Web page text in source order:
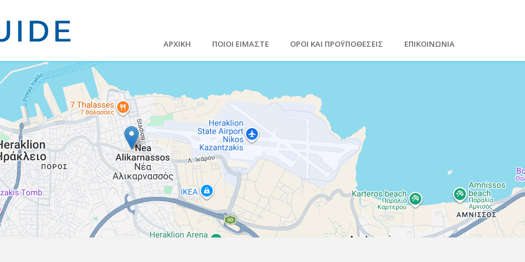
ΑΡΧΙΚΗ ΠΟΙΟΙ ΕΙΜΑΣΤΕ ΟΡΟΙ ΚΑΙ ΠΡΟΫΠΟΘΕΣΕΙΣ ΕΠΙΚΟΙΝΩΝΙΑ
Leaflet| Map data ©Google